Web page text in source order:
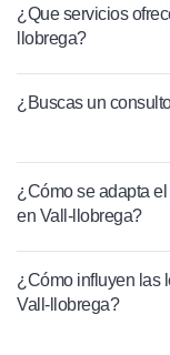
¿Que servicios
llobrega?
¿Buscas un
¿Cómo se adapta
en Vall-llobrega?
¿Cómo influyen las
Vall-llobrega?